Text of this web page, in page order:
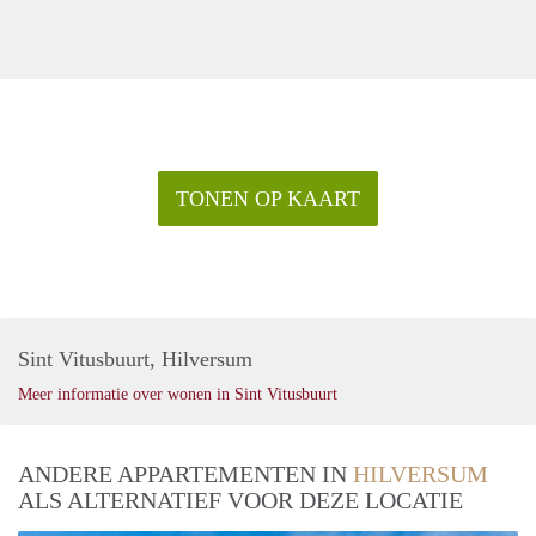
TONEN OP KAART
Sint Vitusbuurt, Hilversum
Meer informatie over wonen in Sint Vitusbuurt
ANDERE APPARTEMENTEN IN HILVERSUM
ALS ALTERNATIEF VOOR DEZE LOCATIE